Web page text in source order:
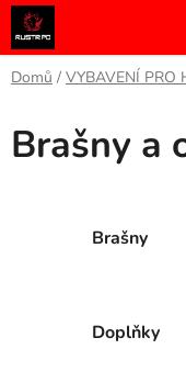
Přejít
na
obsah
Domů / VYBAVENÍ PRO
Brašny a
Brašny
Doplňky